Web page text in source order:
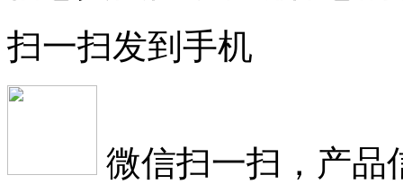
扫一扫发到手机
微信扫一扫，产品